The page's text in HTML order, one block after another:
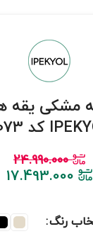
مشکی
24.990.000
17.493.000
رنگ